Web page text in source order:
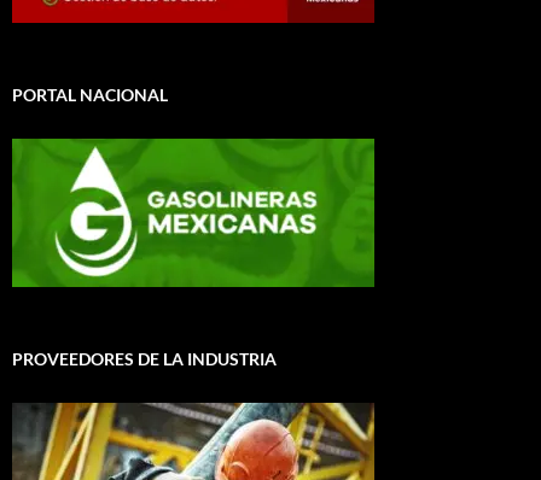
PORTAL NACIONAL
PROVEEDORES DE LA INDUSTRIA